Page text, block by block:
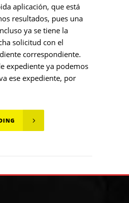
aplicación, que está
resultados, pues una
ya se tiene la
solicitud con el
correspondiente.
expediente ya podemos
ese expediente, por